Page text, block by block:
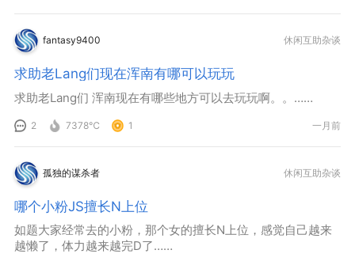
fantasy9400 休闲互助杂谈
求助老Lang们现在浑南有哪可以玩玩
求助老Lang们 浑南现在有哪些地方可以去玩玩啊。。……
2 7378℃ 1 一月前
孤独的谋杀者 休闲互助杂谈
哪个小粉JS擅长N上位
如题大家经常去的小粉，那个女的擅长N上位，感觉自己越来
越懒了，体力越来越完D了……